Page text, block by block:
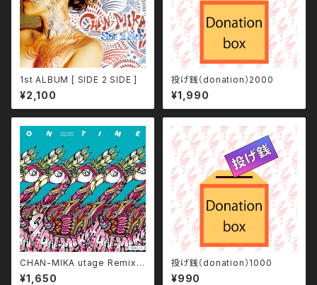
1st ALBUM [ SIDE 2 SIDE ]
¥2,100
投げ銭（donation）2000
¥1,990
CHAN-MIKA utage Remix [
ON TIME vol.1 ]
¥1,650
投げ銭（donation）1000
¥990